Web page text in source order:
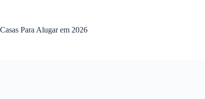
conteúdo
Casas Para Alugar em 2026